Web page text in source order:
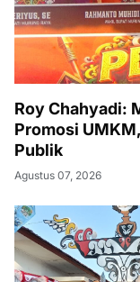
Roy Chahyadi:
Promosi
Publik
Agustus 07, 2026